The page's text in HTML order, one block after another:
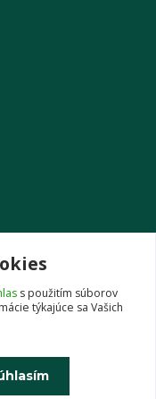
s použitím súborov
týkajúce sa Vašich